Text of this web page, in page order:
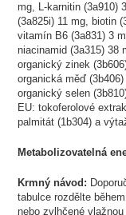
mg, L-karnitin (3a910)
(3a825i) 11 mg, biotin
vitamín B6 (3a831) 3
niacinamid (3a315) 38
organický zinek
organická měď
organický selen
EU: tokoferolové
palmitát (1b304) a
Metabolizovatelná
Krmný návod:
tabulce rozdělte
nebo zvlhčené